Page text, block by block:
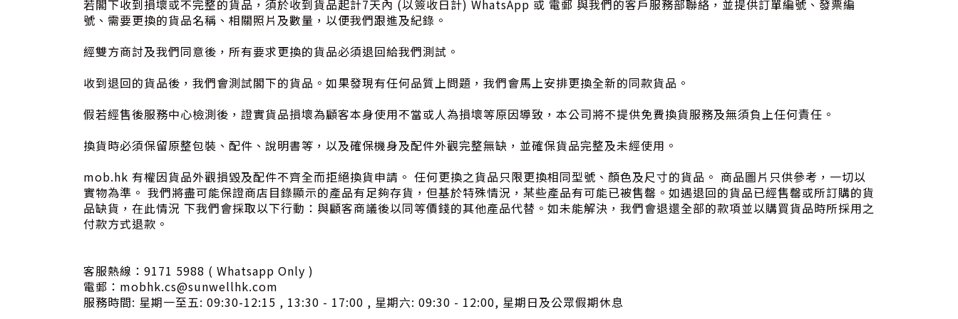
若閣下收到損壞或不完整的貨品，須於收到貨品起計7天內 (以簽收日計) WhatsApp 或 電郵 與我們的客戶服務部聯絡，並提供訂單編號、發票編
號、需要更換的貨品名稱、相關照片及數量，以便我們跟進及紀錄。
經雙方商討及我們同意後，所有要求更換的貨品必須退回給我們測試。
收到退回的貨品後，我們會測試閣下的貨品。如果發現有任何品質上問題，我們會馬上安排更換全新的同款貨品。
假若經售後服務中心檢測後，證實貨品損壞為顧客本身使用不當或人為損壞等原因導致，本公司將不提供免費換貨服務及無須負上任何責任。
換貨時必須保留原整包裝、配件、說明書等，以及確保機身及配件外觀完整無缺，並確保貨品完整及未經使用。
mob.hk 有權因貨品外觀損毀及配件不齊全而拒絕換貨申請。 任何更換之貨品只限更換相同型號、顏色及尺寸的貨品。 商品圖片只供參考，一切以
實物為準。 我們將盡可能保證商店目錄顯示的產品有足夠存貨，但基於特殊情況，某些產品有可能已被售罄。如遇退回的貨品已經售罄或所訂購的貨
品缺貨，在此情況 下我們會採取以下行動：與顧客商議後以同等價錢的其他產品代替。如未能解決，我們會退還全部的款項並以購買貨品時所採用之
付款方式退款。
客服熱線：9171 5988 ( Whatsapp Only )
電郵：mobhk.cs@sunwellhk.com
服務時間: 星期一至五: 09:30-12:15 , 13:30 - 17:00 , 星期六: 09:30 - 12:00, 星期日及公眾假期休息